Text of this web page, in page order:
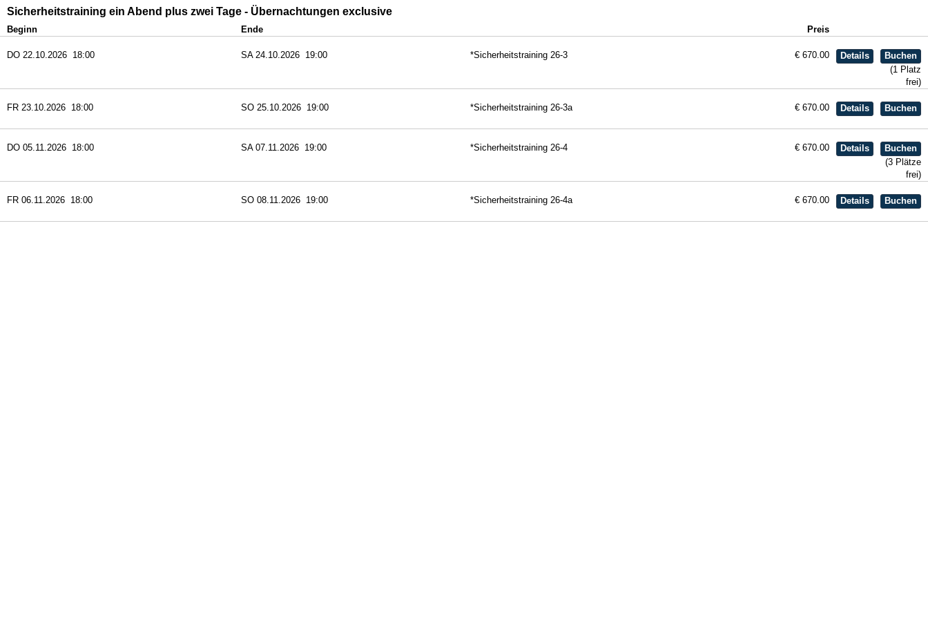
Sicherheitstraining ein Abend plus zwei Tage - Übernachtungen exclusive
Beginn Ende Preis
DO 22.10.2026 18:00 SA 24.10.2026 19:00 *Sicherheitstraining 26-3
€ 670.00
(1 Platz
frei)
FR 23.10.2026 18:00 SO 25.10.2026 19:00 *Sicherheitstraining 26-3a € 670.00
DO 05.11.2026 18:00 SA 07.11.2026 19:00 *Sicherheitstraining 26-4
€ 670.00
(3 Plätze
frei)
FR 06.11.2026 18:00 SO 08.11.2026 19:00 *Sicherheitstraining 26-4a € 670.00